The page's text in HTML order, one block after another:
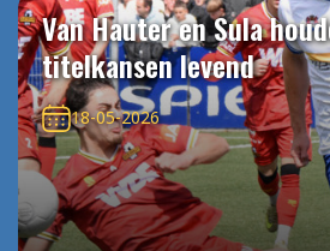
Van Hauter en Sula
titelkansen levend
18-05-2026